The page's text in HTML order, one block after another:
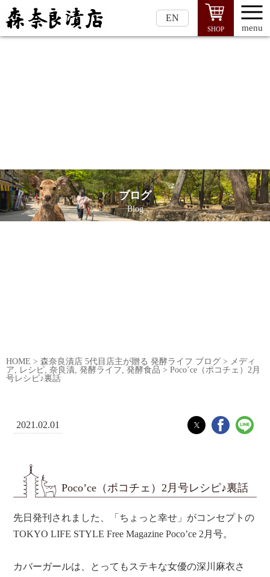
EN
SHOP menu
ブログ
Blog
HOME > 森奈良漬店 5代目店主が贈る 発酵ライフ ブログ > メディ
ア, レシピ, 奈良漬, 発酵ライフ , 発酵食品 > Poco’ce（ポコチェ）2月
号レシピ♪裏話
2021.02.01
Poco’ce（ポコチェ）2月号レシピ♪裏話
先日発刊されました、
「ちょっと幸せ」がコンセプトの
TOKYO LIFE STYLE Free Magazine Poco’ce 2月号。
カバーガールは、とってもステキな女優の深川麻衣さ